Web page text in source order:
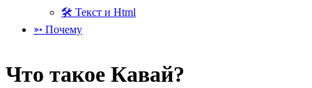
🛠 Текст и Html
➳ Почему
Что такое Кавай?